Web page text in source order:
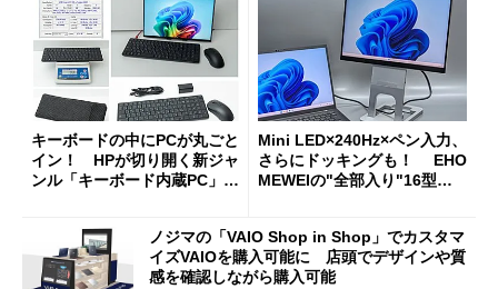
キーボードの中にPCが丸ごと
イン！ HPが切り開く新ジャ
ンル「キーボード内蔵PC」の
Mini LED×240Hz×ペン入力、
さらにドッキングも！ EHO
MEWEIの"全部入り"16型モ
ノジマの「VAIO Shop in Shop」でカスタマ
イズVAIOを購入可能に 店頭でデザインや質
感を確認しながら購入可能